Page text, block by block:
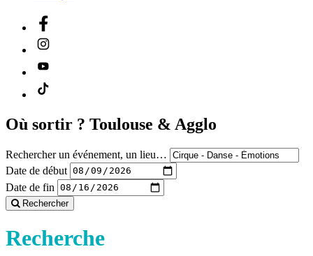
Où sortir ? Toulouse & Agglo
Rechercher un événement, un lieu…
Date de début
Date de fin
Rechercher
Recherche